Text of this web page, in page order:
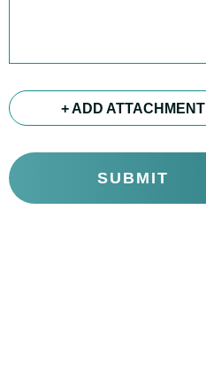
+ ADD ATTACHMENT
SUBMIT